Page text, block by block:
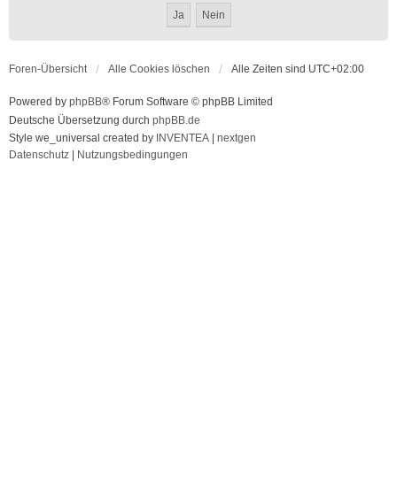
Foren-Übersicht Alle Cookies löschen Alle Zeiten sind UTC+02:00
Powered by phpBB® Forum Software © phpBB Limited
Deutsche Übersetzung durch phpBB.de
Style we_universal created by INVENTEA
nextgen
Datenschutz
Nutzungsbedingungen